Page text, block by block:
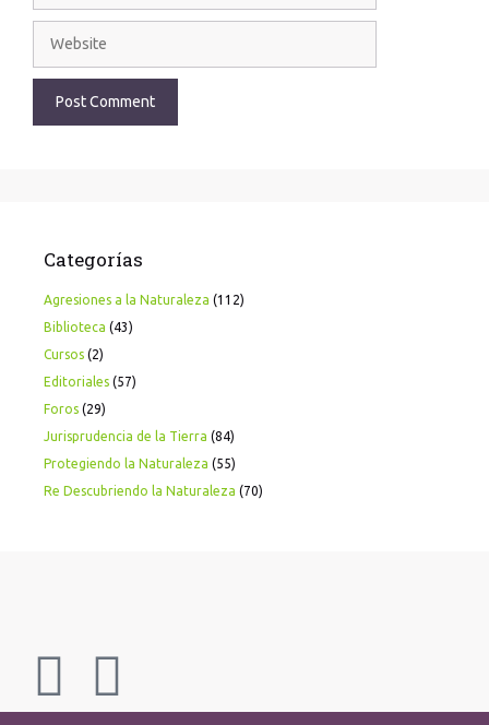
Categorías
Agresiones a la Naturaleza (112)
Biblioteca (43)
Cursos (2)
Editoriales (57)
Foros (29)
Jurisprudencia de la Tierra (84)
Protegiendo la Naturaleza (55)
Re Descubriendo la Naturaleza (70)